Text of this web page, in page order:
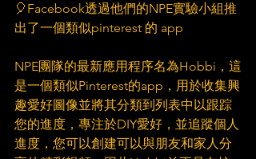
🎈Facebook透過他們的NPE實驗小組推
出了一個類似pinterest 的 app
NPE團隊的最新應用程序名為Hobbi，這
是一個類似Pinterest的app，用於收集興
趣愛好圖像並將其分類到列表中以跟踪
您的進度，專注於DIY愛好，並追蹤個人
進度，您可以創建可以與朋友和家人分